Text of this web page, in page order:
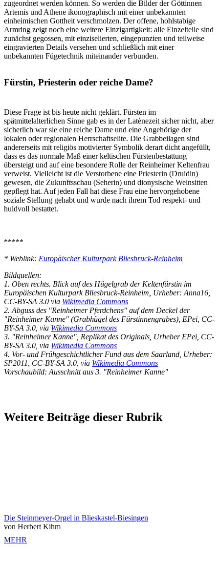
zugeordnet werden können. So werden die Bilder der Göttinnen
Artemis und Athene ikonographisch mit einer unbekannten
einheimischen Gottheit verschmolzen. Der offene, hohlstabige
Armring zeigt noch eine weitere Einzigartigkeit: alle Einzelteile sind
zunächst gegossen, mit einziselierten, eingepunzten und teilweise
eingravierten Details versehen und schließlich mit einer
unbekannten Fügetechnik miteinander verbunden.
Fürstin, Priesterin oder reiche Dame?
Diese Frage ist bis heute nicht geklärt. Fürsten im
spätmittelalterlichen Sinne gab es in der Latènezeit sicher nicht, aber
sicherlich war sie eine reiche Dame und eine Angehörige der
lokalen oder regionalen Herrschaftselite. Die Grabbeilagen sind
andererseits mit religiös motivierter Symbolik derart dicht angefüllt,
dass es das normale Maß einer keltischen Fürstenbestattung
übersteigt und auf eine besondere Rolle der Reinheimer Keltenfrau
verweist. Vielleicht ist die Verstorbene eine Priesterin (Druidin)
gewesen, die Zukunftsschau (Seherin) und dionysische Weinsitten
gepflegt hat. Auf jeden Fall hat diese Frau eine hervorgehobene
soziale Stellung gehabt und wurde nach ihrem Tod respekt- und
huldvoll bestattet.
*****
* Weblink: Europäischer Kulturpark Bliesbruck-Reinheim
Bildquellen:
1. Oben rechts. Blick auf des Hügelgrab der Keltenfürstin im
Europäischen Kulturpark Bliesbruck-Reinheim, Urheber: Anna16,
CC-BY-SA 3.0 via Wikimedia Commons
2. Abguss des "Reinheimer Pferdchens" auf dem Deckel der
"Reinheimer Kanne" (Grabhügel des Fürstinnengrabes), EPei, CC-
BY-SA 3.0, via Wikimedia Commons
3. "Reinheimer Kanne", Replikat des Originals, Urheber EPei, CC-
BY-SA 3.0, via Wikimedia Commons
4. Vor- und Frühgeschichtlicher Fund aus dem Saarland, Urheber:
SP2011, CC-BY-SA 3.0, via Wikimedia Commons
Vorschaubild: Ausschnitt aus 3. "Reinheimer Kanne"
Weitere Beiträge dieser Rubrik
Die Steinmeyer-Orgel in Blieskastel-Biesingen
von Herbert Kihm
MEHR